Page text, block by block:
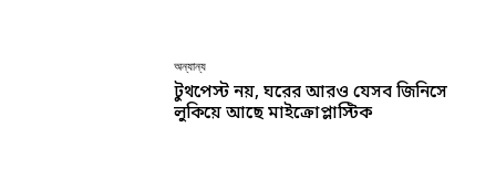
অন্যান্য
টুথপেস্ট নয়, ঘরের আরও যেসব জিনিসে
লুকিয়ে আছে মাইক্রোপ্লাস্টিক